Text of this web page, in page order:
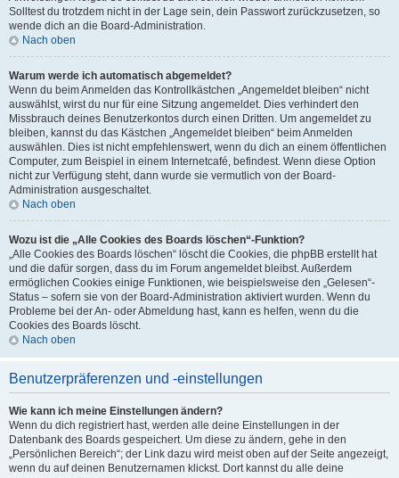
Solltest du trotzdem nicht in der Lage sein, dein Passwort zurückzusetzen, so
wende dich an die Board-Administration.
Nach oben
Warum werde ich automatisch abgemeldet?
Wenn du beim Anmelden das Kontrollkästchen „Angemeldet bleiben“ nicht
auswählst, wirst du nur für eine Sitzung angemeldet. Dies verhindert den
Missbrauch deines Benutzerkontos durch einen Dritten. Um angemeldet zu
bleiben, kannst du das Kästchen „Angemeldet bleiben“ beim Anmelden
auswählen. Dies ist nicht empfehlenswert, wenn du dich an einem öffentlichen
Computer, zum Beispiel in einem Internetcafé, befindest. Wenn diese Option
nicht zur Verfügung steht, dann wurde sie vermutlich von der Board-
Administration ausgeschaltet.
Nach oben
Wozu ist die „Alle Cookies des Boards löschen“-Funktion?
„Alle Cookies des Boards löschen“ löscht die Cookies, die phpBB erstellt hat
und die dafür sorgen, dass du im Forum angemeldet bleibst. Außerdem
ermöglichen Cookies einige Funktionen, wie beispielsweise den „Gelesen“-
Status – sofern sie von der Board-Administration aktiviert wurden. Wenn du
Probleme bei der An- oder Abmeldung hast, kann es helfen, wenn du die
Cookies des Boards löscht.
Nach oben
Benutzerpräferenzen und -einstellungen
Wie kann ich meine Einstellungen ändern?
Wenn du dich registriert hast, werden alle deine Einstellungen in der
Datenbank des Boards gespeichert. Um diese zu ändern, gehe in den
„Persönlichen Bereich“; der Link dazu wird meist oben auf der Seite angezeigt,
wenn du auf deinen Benutzernamen klickst. Dort kannst du alle deine